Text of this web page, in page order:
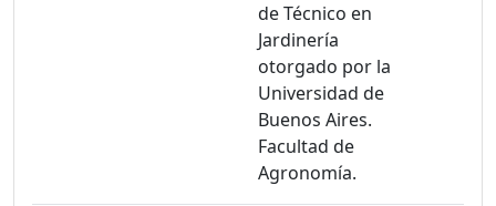
de Técnico en
Jardinería
otorgado por la
Universidad de
Buenos Aires.
Facultad de
Agronomía.